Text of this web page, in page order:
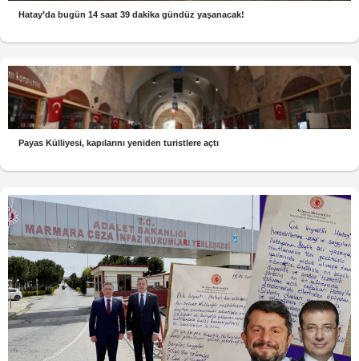
Hatay’da bugün 14 saat 39 dakika gündüz yaşanacak!
Payas Külliyesi, kapılarını yeniden turistlere açtı